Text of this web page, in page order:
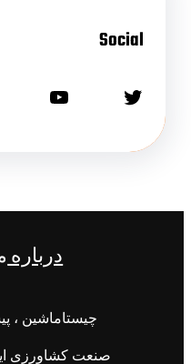
Social
درباره
چیستاماشین ،
صنعت کشاورزی